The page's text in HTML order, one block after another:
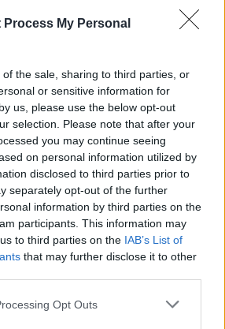
Process My Personal
the sale, sharing to third parties, or
or sensitive information for
us, please use the below opt-out
selection. Please note that after your
you may continue seeing
on personal information utilized by
disclosed to third parties prior to
separately opt-out of the further
information by third parties on the
participants. This information may
to third parties on the IAB’s List of
that may further disclose it to other
Opt Outs
προπώληση: 15 € Τιμή
της συναυλίας: 20 €
Πανεπιστημίου
τηλ.: 210 72 34 567
42 (εντός της
3608 366 Σε όλα τα
Αγ. Παρασκευής 70-72,
Τηλ.: 210 5782610
the Cock Χάλκης 1 Πλ.
Εισιτήρια Online:
www.ticketpro.gr